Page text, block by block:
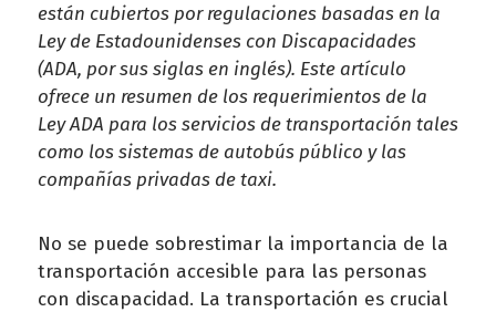
están cubiertos por regulaciones basadas en la
Ley de Estadounidenses con Discapacidades
(ADA, por sus siglas en inglés). Este artículo
ofrece un resumen de los requerimientos de la
Ley ADA para los servicios de transportación tales
como los sistemas de autobús público y las
compañías privadas de taxi.
No se puede sobrestimar la importancia de la
transportación accesible para las personas
con discapacidad. La transportación es crucial